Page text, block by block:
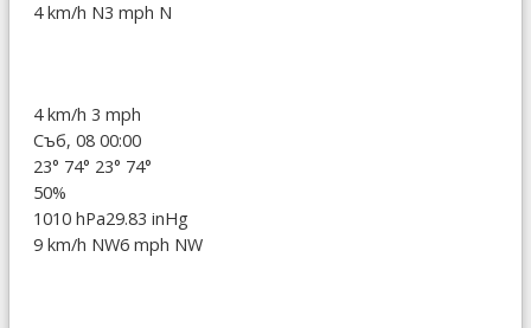
4 km/h N3 mph N
4 km/h 3 mph
Съб, 08 00:00
23° 74° 23° 74°
50%
1010 hPa29.83 inHg
9 km/h NW6 mph NW